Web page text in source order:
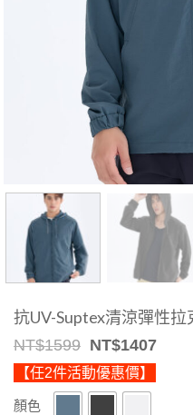
抗UV-Suptex清涼彈性
NT$1599 Original
price
was:
NT$1599.
NT$1407
【任2件活動優惠價】
顏色